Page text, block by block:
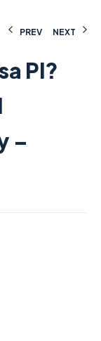
PREV NEXT
Pl?
–